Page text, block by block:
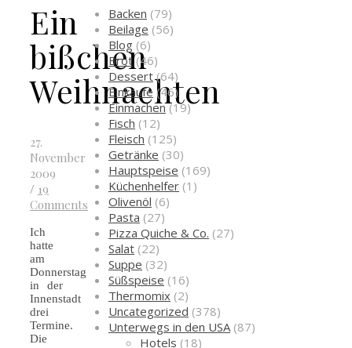
Ein
bißchen
Weihnachten
27.
November
2009
/ 19
Comments
Ich
hatte
am
Donnerstag
in der
Innenstadt
drei
Termine.
Die
Backen (79)
Beilage (56)
Blog (6)
Brot(46)
Dessert(64)
Einkäufe (46)
Einmachen(19)
Fisch (12)
Fleisch (125)
Getränke (30)
Hauptspeise (169)
Küchenhelfer (1)
Olivenöl (6)
Pasta (27)
Pizza Quiche & Co. (27)
Salat (22)
Suppe (32)
Süßspeise (16)
Thermomix (2)
Uncategorized (378)
Unterwegs in den USA(87)
Hotels (18)